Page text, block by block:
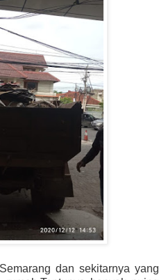
dan sekitarnya yang